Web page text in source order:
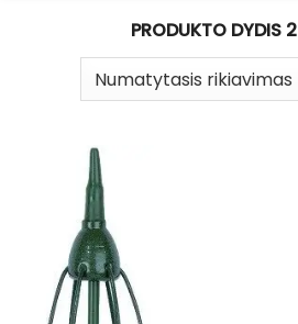
PRODUKTO DYDIS 2